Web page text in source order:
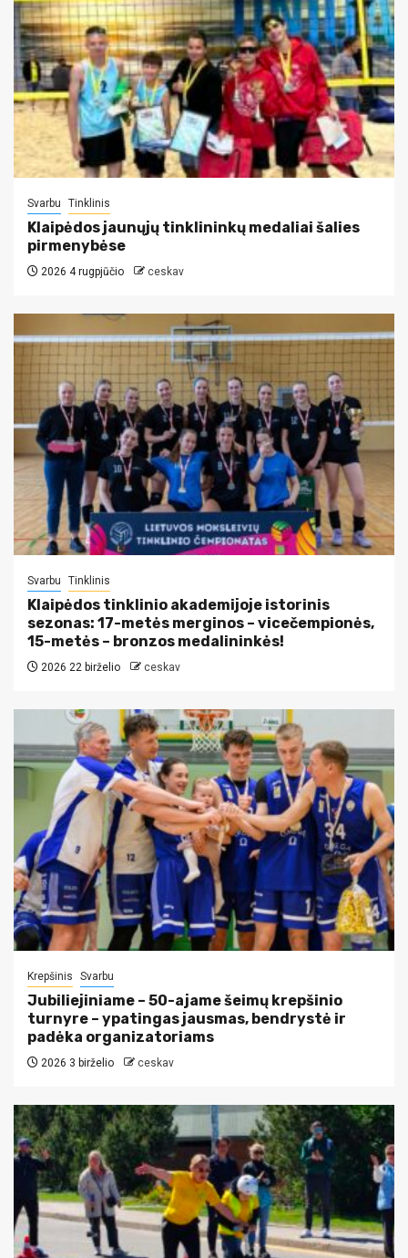
Svarbu Tinklinis
Klaipėdos jaunųjų tinklininkų medaliai šalies
pirmenybėse
2026 4 rugpjūčio ceskav
Svarbu Tinklinis
Klaipėdos tinklinio akademijoje istorinis
sezonas: 17-metės merginos – vicečempionės,
15-metės – bronzos medalininkės!
2026 22 birželio ceskav
Krepšinis Svarbu
Jubiliejiniame – 50-ajame šeimų krepšinio
turnyre – ypatingas jausmas, bendrystė ir
padėka organizatoriams
2026 3 birželio ceskav